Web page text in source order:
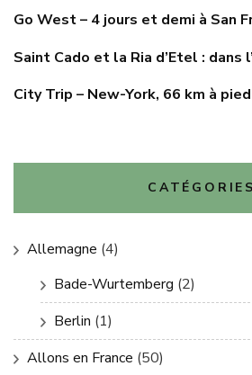
Go West – 4 jours et demi à San
Saint Cado et la Ria d’Etel : dans
City Trip – New-York, 66 km à
CATÉGORIES
Allemagne (4)
Bade-Wurtemberg (2)
Berlin (1)
Allons en France (50)